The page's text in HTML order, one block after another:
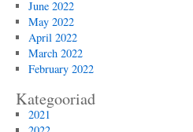
June 2022
May 2022
April 2022
March 2022
February 2022
Kategooriad
2021